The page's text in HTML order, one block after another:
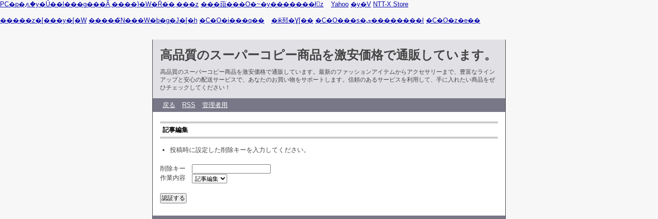
PC�p�ዾ�y�Ǘ��l���g���Ă܂����}�W�Ŕ��܂���z ���萔���O�~�y�������ł񂫁z Yahoo �y�V NTT-X Store
�����z�[���y�[�W �����̃N���W�b�g�J�[�h �C�O�i���q�� �ӂ邳�Ɣ[�� �C�O���s�ی��������I �C�O�z�e��
高品質のスーパーコピー商品を激安価格で通販しています。
高品質のスーパーコピー商品を激安価格で通販しています。最新のファッションアイテムからアクセサリーまで、豊富なライン
アップと安心の配送サービスで、あなたのお買い物をサポートします。信頼のあるサービスを利用して、手に入れたい商品をぜ
ひチェックしてください！
戻る RSS 管理者用
記事編集
投稿時に設定した削除キーを入力してください。
削除キー
作業内容